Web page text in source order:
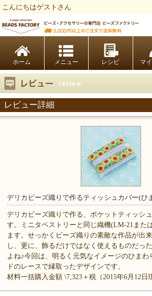
こんにちはゲストさん
ホーム レシピ マ
レビュー詳細
デリカビーズ織りで作るティッシュカバー(ひ
デリカビーズ織りで作る、ポケットティッシ
す。ミニタペストリーと同じ織機(LM-21また
ます。せっかくビーズ織りの素敵な作品が出
し、更に、飾るだけではなく使えるものだっ
よね♪今回は、明るく元気なイメージのひまわ
ドのレースで縁取ったデザインです。
材料一括購入金額 \7,323＋税（2015年6月12日